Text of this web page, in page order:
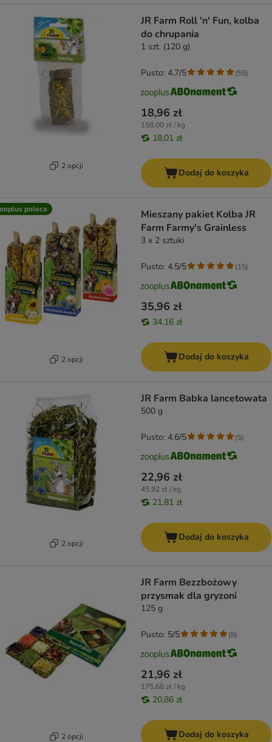
2 opcji
JR Farm Roll 'n' Fun, kolba
do chrupania
1 szt. (120 g)
18,96 zł
158,00 zł / kg
18,01 zł
Pusto: 4.7/5 (55)
Dodaj do koszyka
poleca
2 opcji
Mieszany pakiet Kolba JR
Farm Farmy's Grainless
3 x 2 sztuki
35,96 zł
34,16 zł
Pusto: 4.5/5 (15)
Dodaj do koszyka
2 opcji
JR Farm Babka lancetowata
500 g
22,96 zł
45,92 zł / kg
21,81 zł
Pusto: 4.6/5 (5)
Dodaj do koszyka
2 opcji
JR Farm Bezzbożowy
przysmak dla gryzoni
125 g
21,96 zł
175,68 zł / kg
20,86 zł
Pusto: 5/5 (8)
Dodaj do koszyka